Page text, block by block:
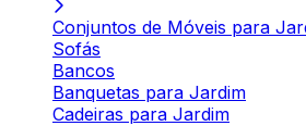
Conjuntos de Móveis para
Sofás
Bancos
Banquetas para Jardim
Cadeiras para Jardim